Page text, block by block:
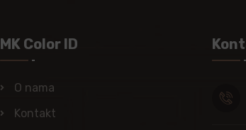
MK Color ID
O nama
Kontakt